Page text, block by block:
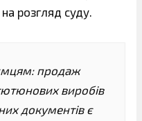
розгляд суду.
продаж
виробів
документів є